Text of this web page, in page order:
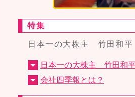
特集
日本一の大株主 竹田和平
日本一の大株主 竹田和平
会社四季報とは？